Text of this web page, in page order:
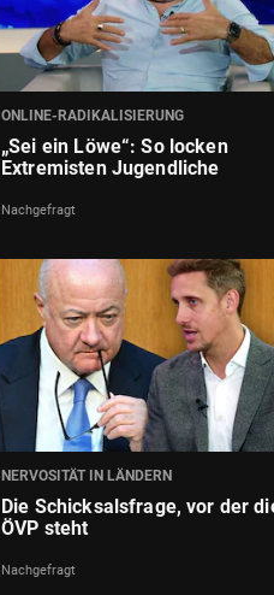
ONLINE-RADIKALISIERUNG
„Sei ein Löwe“: So locken
Extremisten Jugendliche
Nachgefragt
NERVOSITÄT IN LÄNDERN
Die Schicksalsfrage, vor der
ÖVP steht
Nachgefragt